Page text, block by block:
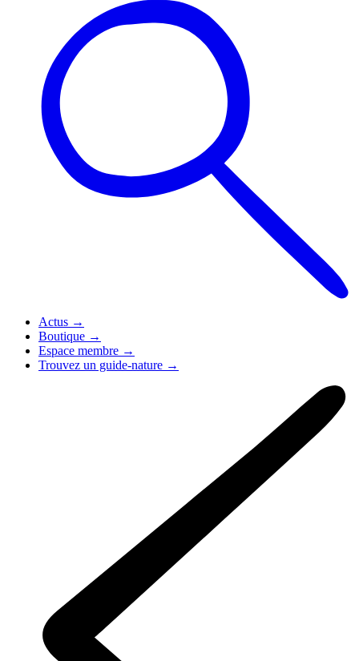
Actus →
Boutique →
Espace membre →
Trouvez un guide-nature →